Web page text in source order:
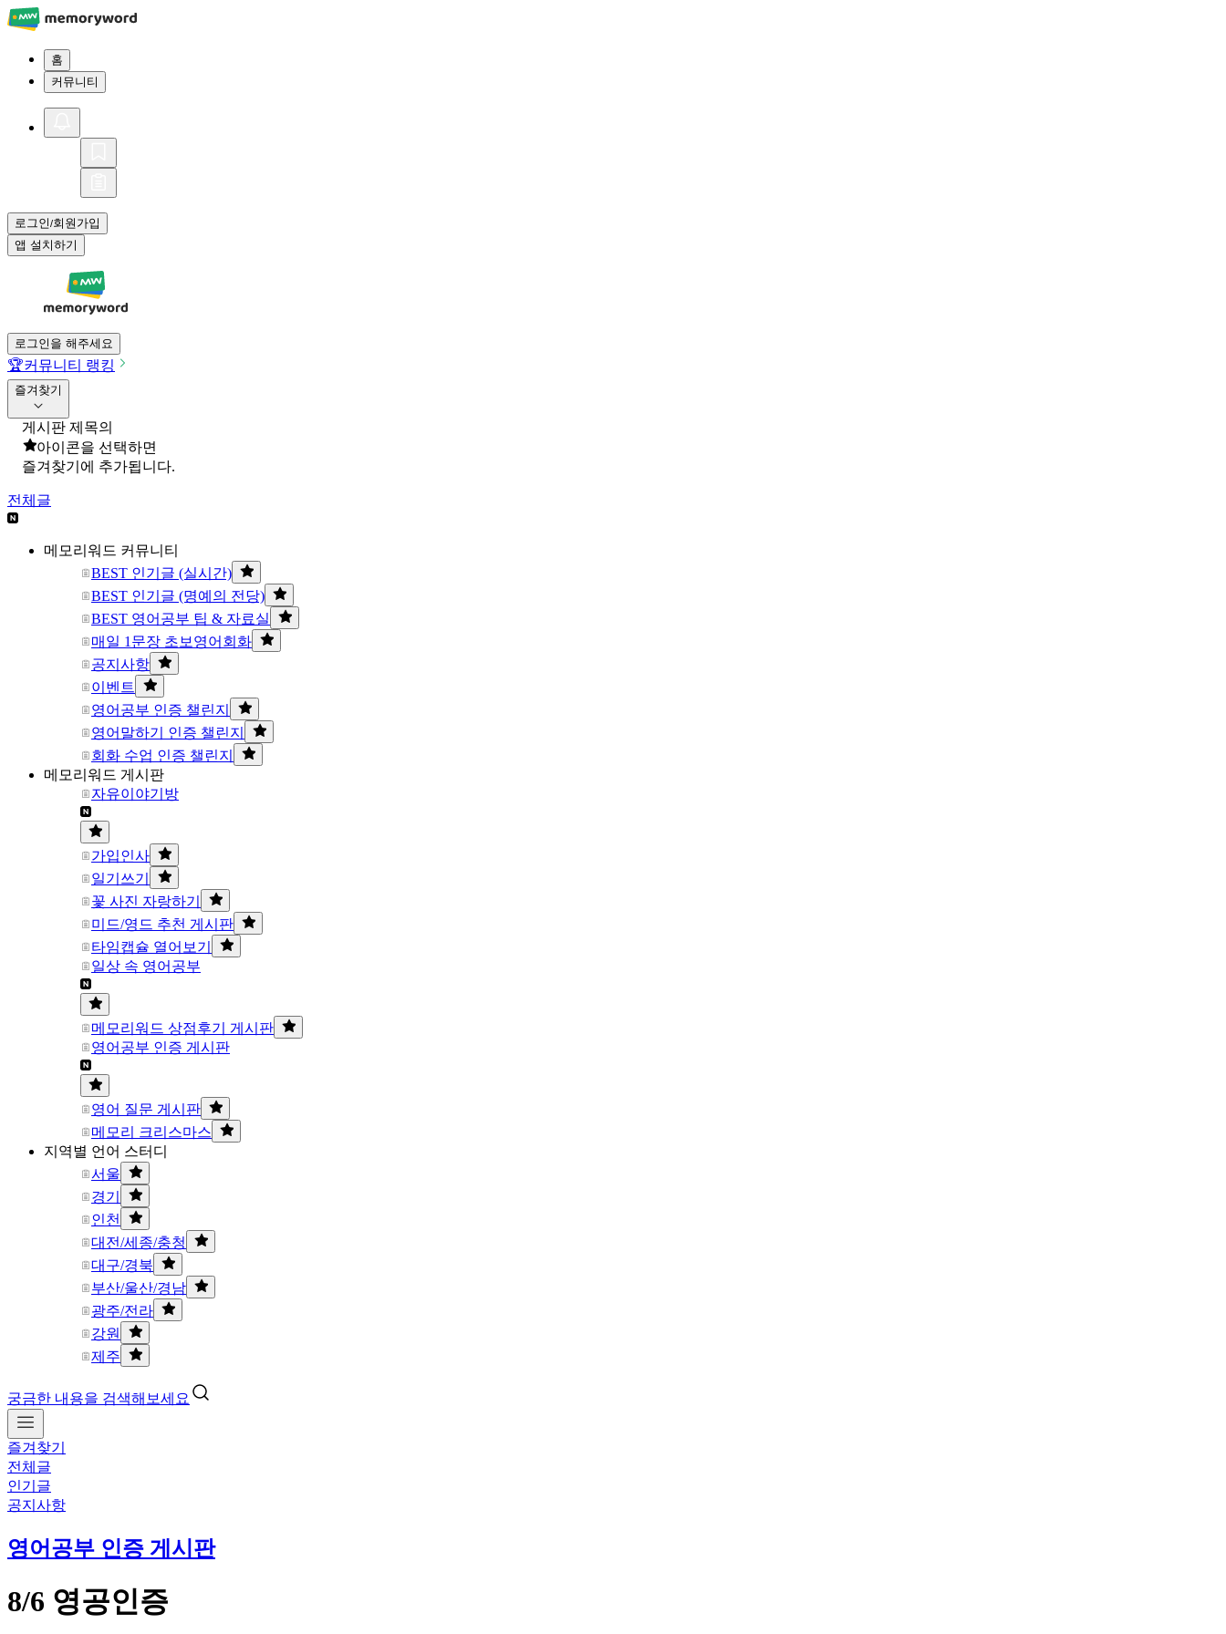
홈
커뮤니티
로그인/회원가입
앱 설치하기
로그인을 해주세요
🏆커뮤니티 랭킹
즐겨찾기
게시판 제목의
아이콘을 선택하면
즐겨찾기에 추가됩니다.
전체글
메모리워드 커뮤니티
BEST 인기글 (실시간)
BEST 인기글 (명예의 전당)
BEST 영어공부 팁 & 자료실
매일 1문장 초보영어회화
공지사항
이벤트
영어공부 인증 챌린지
영어말하기 인증 챌린지
회화 수업 인증 챌린지
메모리워드 게시판
자유이야기방
가입인사
일기쓰기
꽃 사진 자랑하기
미드/영드 추천 게시판
타임캡슐 열어보기
일상 속 영어공부
메모리워드 상점후기 게시판
영어공부 인증 게시판
영어 질문 게시판
메모리 크리스마스
지역별 언어 스터디
서울
경기
인천
대전/세종/충청
대구/경북
부산/울산/경남
광주/전라
강원
제주
궁금한 내용을 검색해보세요
즐겨찾기
전체글
인기글
공지사항
영어공부 인증 게시판
8/6 영공인증